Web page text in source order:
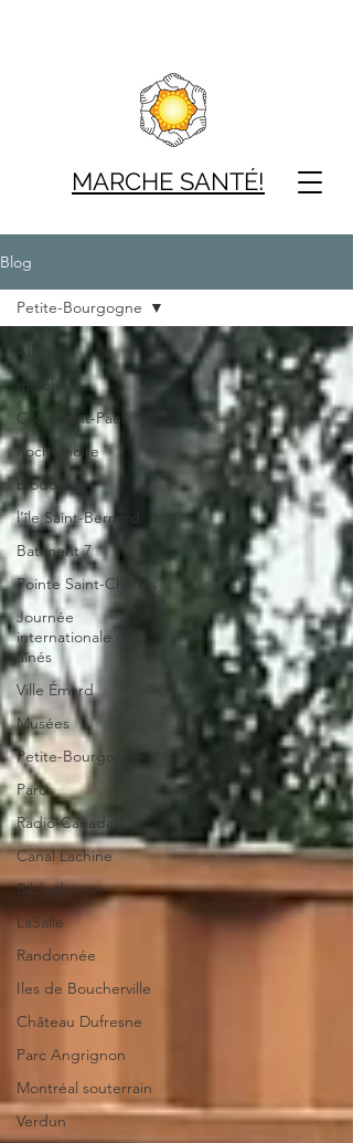
MARCHE SANTÉ!
Blog
All Posts
marche
Côte-Saint-Paul
Roche noire
biodome
l’île Saint-Bernard
Batiment 7
Pointe Saint-Charles
Journée
internationale des
aînés
Ville Émard
Musées
Petite-Bourgogne
Parcs
Radio-Canada
Canal Lachine
Bibliothèque
LaSalle
Randonnée
Iles de Boucherville
Château Dufresne
Parc Angrignon
Montréal souterrain
Verdun
Petite-Bourgogne